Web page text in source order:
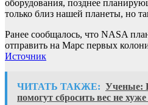
оборудования, позднее
только близ нашей планеты, но
Ранее сообщалось, что NASA
отправить на Марс первых
Источник
ЧИТАТЬ ТАКЖЕ: Ученые:
помогут сбросить вес не